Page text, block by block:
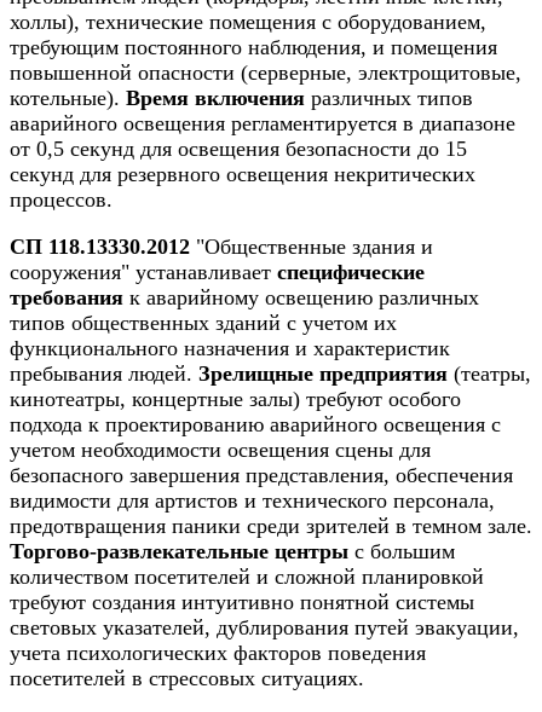
холлы), технические помещения с оборудованием,
требующим постоянного наблюдения, и помещения
повышенной опасности (серверные, электрощитовые,
котельные). Время включения различных типов
аварийного освещения регламентируется в диапазоне
от 0,5 секунд для освещения безопасности до 15
секунд для резервного освещения некритических
процессов.
СП 118.13330.2012 "Общественные здания и
сооружения" устанавливает специфические
требования к аварийному освещению различных
типов общественных зданий с учетом их
функционального назначения и характеристик
пребывания людей. Зрелищные предприятия (театры,
кинотеатры, концертные залы) требуют особого
подхода к проектированию аварийного освещения с
учетом необходимости освещения сцены для
безопасного завершения представления, обеспечения
видимости для артистов и технического персонала,
предотвращения паники среди зрителей в темном зале.
Торгово-развлекательные центры с большим
количеством посетителей и сложной планировкой
требуют создания интуитивно понятной системы
световых указателей, дублирования путей эвакуации,
учета психологических факторов поведения
посетителей в стрессовых ситуациях.